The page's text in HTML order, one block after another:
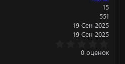
15
551
19 Сен 2025
19 Сен 2025
.
0
0 оценок